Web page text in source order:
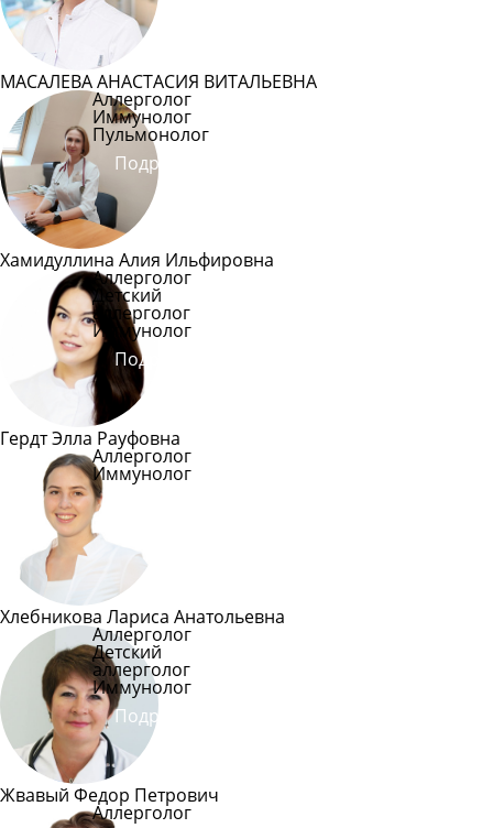
МАСАЛЕВА АНАСТАСИЯ ВИТАЛЬЕВНА
Аллерголог
Иммунолог
Пульмонолог
Подробнее
Хамидуллина Алия Ильфировна
Аллерголог
Детский
аллерголог
Иммунолог
Подробнее
Гердт Элла Рауфовна
Аллерголог
Иммунолог
Хлебникова Лариса Анатольевна
Аллерголог
Детский
аллерголог
Иммунолог
Подробнее
Жвавый Федор Петрович
Аллерголог